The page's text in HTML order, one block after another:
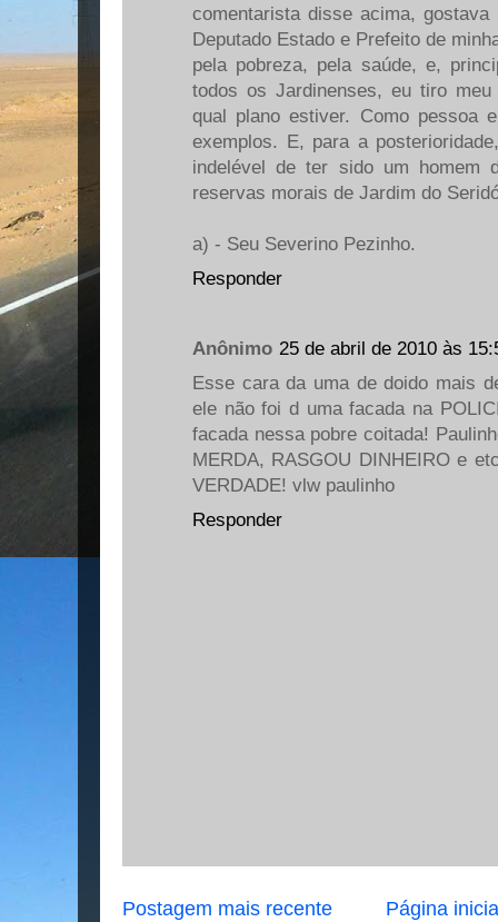
comentarista disse acima,
Deputado Estado e Prefeito de
pela pobreza, pela saúde, e,
todos os Jardinenses, eu tiro
qual plano estiver. Como pessoa
exemplos. E, para a
indelével de ter sido um homem
reservas morais de Jardim do
a) - Seu Severino Pezinho.
Responder
Anônimo 25 de abril de 2010 às
Esse cara da uma de doido mais
ele não foi d uma facada na
facada nessa pobre coitada!
MERDA, RASGOU DINHEIRO e
VERDADE! vlw paulinho
Responder
Postagem mais recente Página